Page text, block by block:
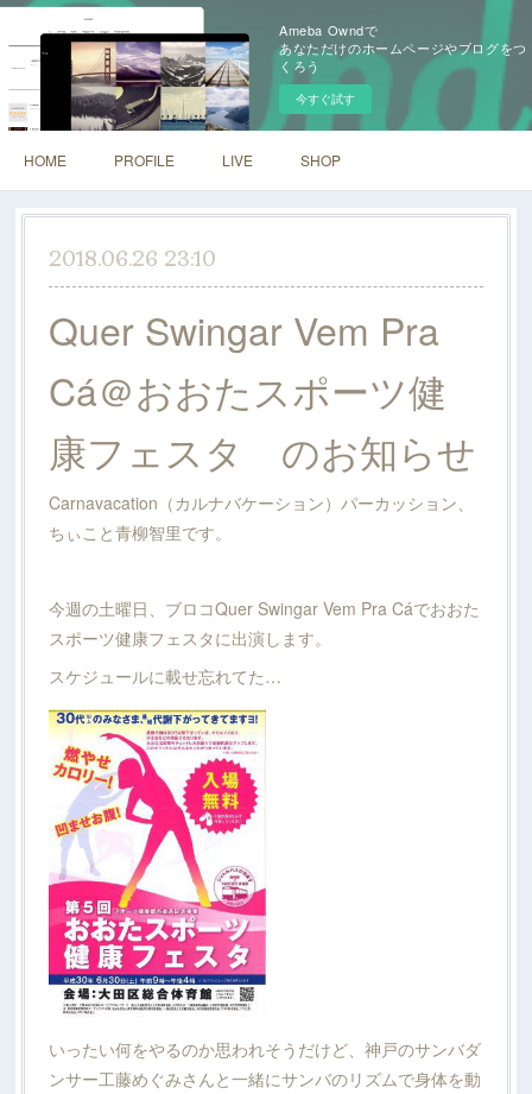
Ameba Owndで
あなただけのホームページやブログをつ
くろう
今すぐ試す
HOME PROFILE LIVE SHOP
2018.06.26 23:10
Quer Swingar Vem Pra
Cá＠おおたスポーツ健
康フェスタ のお知らせ
Carnavacation（カルナバケーション）パーカッション、
ちぃこと青柳智里です。
今週の土曜日、ブロコQuer Swingar Vem Pra Cáでおおた
スポーツ健康フェスタに出演します。
スケジュールに載せ忘れてた…
いったい何をやるのか思われそうだけど、神戸のサンバダ
ンサー工藤めぐみさんと一緒にサンバのリズムで身体を動